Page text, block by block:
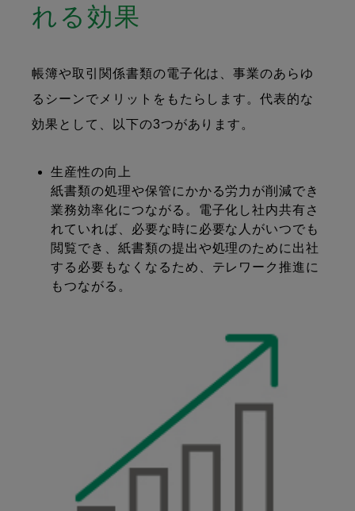
れる効果
帳簿や取引関係書類の電子化は、事業のあらゆ
るシーンでメリットをもたらします。代表的な
効果として、以下の3つがあります。
生産性の向上
紙書類の処理や保管にかかる労力が削減でき
業務効率化につながる。電子化し社内共有さ
れていれば、必要な時に必要な人がいつでも
閲覧でき、紙書類の提出や処理のために出社
する必要もなくなるため、テレワーク推進に
もつながる。